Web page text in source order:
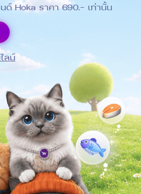
ด์ Hoka ราคา 690.- เท่านั้น
ลน์